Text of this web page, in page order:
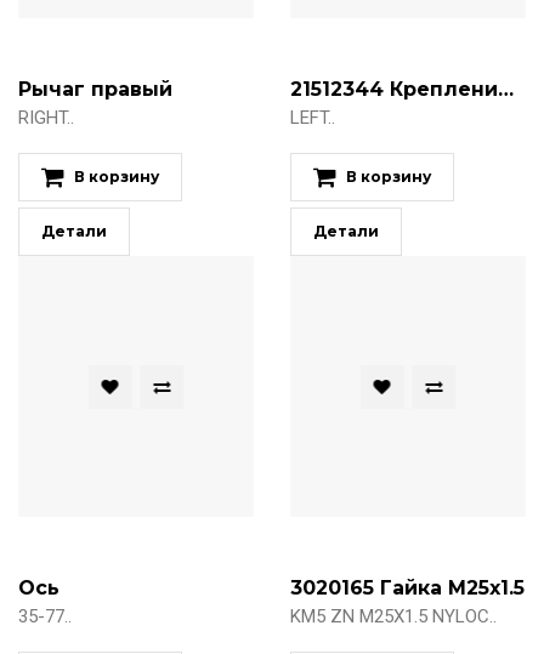
Рычаг правый
RIGHT..
В корзину
Детали
21512344 Крепление рычага левое (25RH)
LEFT..
В корзину
Детали
Ось
35-77..
3020165 Гайка М25х1.5
KM5 ZN M25X1.5 NYLOC..